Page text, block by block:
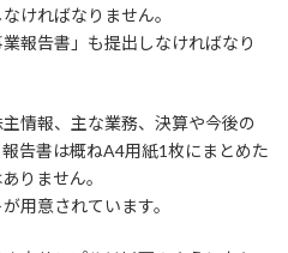
ければなりません。
報告書」も提出しなければなり
情報、主な業務、決算や今後の
告書は概ねA4用紙1枚にまとめた
りません。
用意されています。